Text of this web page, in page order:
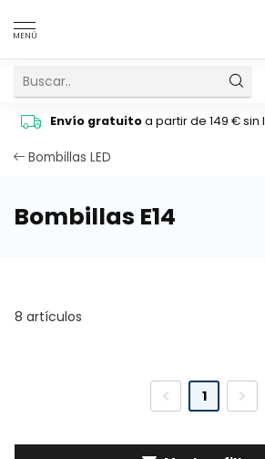
MENÚ
Envío gratuitoa partir de 149 € sin
Bombillas LED
Bombillas E14
8 artículos
1